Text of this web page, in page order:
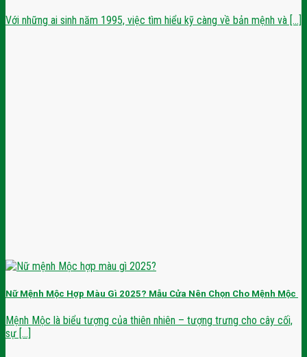
Với những ai sinh năm 1995, việc tìm hiểu kỹ càng về bản mệnh và [...]
Nữ Mệnh Mộc Hợp Màu Gì 2025? Mẫu Cửa Nên Chọn Cho Mệnh Mộc
Mệnh Mộc là biểu tượng của thiên nhiên – tượng trưng cho cây cối,
sự [...]